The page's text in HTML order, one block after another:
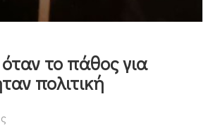
το πάθος για
πολιτική